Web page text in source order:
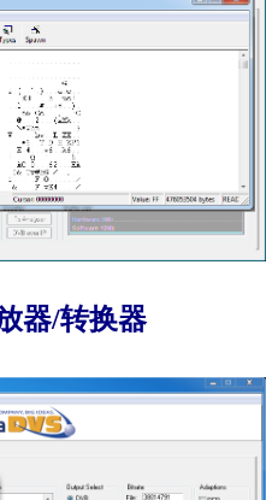
器/转换器